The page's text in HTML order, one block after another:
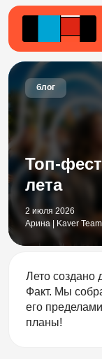
блог
Топ-
лета
2 июля 2026
Арина | Kaver Team
Лето создано
Факт. Мы
его
планы!